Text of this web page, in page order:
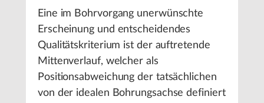
Eine im Bohrvorgang unerwünschte
Erscheinung und entscheidendes
Qualitätskriterium ist der auftretende
Mittenverlauf, welcher als
Positionsabweichung der tatsächlichen
von der idealen Bohrungsachse definiert